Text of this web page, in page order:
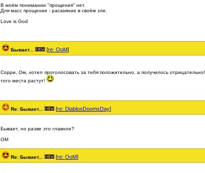
В моём понимании "прощения" нет.
Для масс прощение - раскаяние в своём зле.
Love is God
Бывает... [re: OoM]
Сорри, Ом, хотел проголосовать за тебя положительно, а получилось отрицательно!
того места растут!
Re: Бывает... [re: DiablosDoomsDay]
Бывает, но разве это главное?
ОМ
Re: Бывает... [re: OoM]